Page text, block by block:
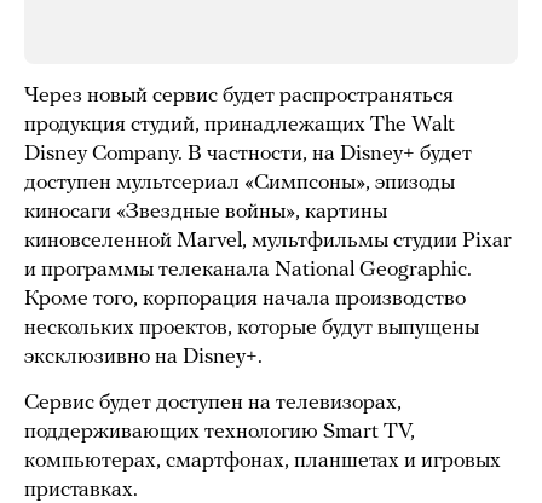
Через новый сервис будет распространяться
продукция студий, принадлежащих The Walt
Disney Company. В частности, на Disney+ будет
доступен мультсериал «Симпсоны», эпизоды
киносаги «Звездные войны», картины
киновселенной Marvel, мультфильмы студии Pixar
и программы телеканала National Geographic.
Кроме того, корпорация начала производство
нескольких проектов, которые будут выпущены
эксклюзивно на Disney+.
Сервис будет доступен на телевизорах,
поддерживающих технологию Smart TV,
компьютерах, смартфонах, планшетах и игровых
приставках.